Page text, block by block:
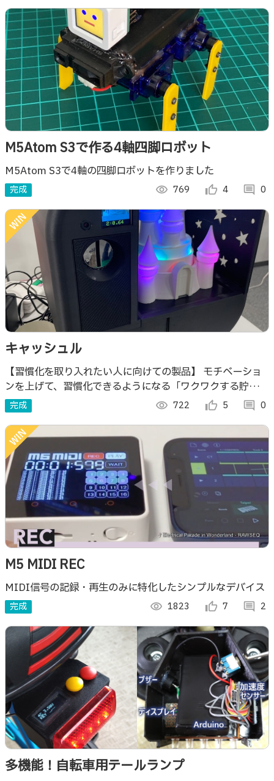
M5Atom S3で作る4軸四脚ロボット
M5Atom S3で4軸の四脚ロボットを作りました
完成 visibility 769 thumb_up_alt 4 comment 0
キャッシュル
【習慣化を取り入れたい人に向けての製品】 モチベーショ
ンを上げて、習慣化できるようになる「ワクワクする貯金
箱」
完成 visibility 722 thumb_up_alt 5 comment 0
M5 MIDI REC
MIDI信号の記録・再生のみに特化したシンプルなデバイス
完成 visibility 1823 thumb_up_alt 7 comment 2
多機能！自転車用テールランプ